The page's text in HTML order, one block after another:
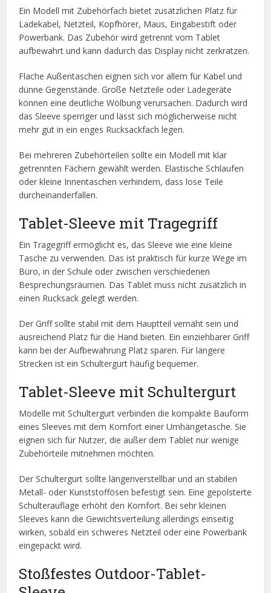
Ein Modell mit Zubehörfach bietet zusätzlichen Platz für
Ladekabel, Netzteil, Kopfhörer, Maus, Eingabestift oder
Powerbank. Das Zubehör wird getrennt vom Tablet
aufbewahrt und kann dadurch das Display nicht zerkratzen.
Flache Außentaschen eignen sich vor allem für Kabel und
dünne Gegenstände. Große Netzteile oder Ladegeräte
können eine deutliche Wölbung verursachen. Dadurch wird
das Sleeve sperriger und lässt sich möglicherweise nicht
mehr gut in ein enges Rucksackfach legen.
Bei mehreren Zubehörteilen sollte ein Modell mit klar
getrennten Fächern gewählt werden. Elastische Schlaufen
oder kleine Innentaschen verhindern, dass lose Teile
durcheinanderfallen.
Tablet-Sleeve mit Tragegriff
Ein Tragegriff ermöglicht es, das Sleeve wie eine kleine
Tasche zu verwenden. Das ist praktisch für kurze Wege im
Büro, in der Schule oder zwischen verschiedenen
Besprechungsräumen. Das Tablet muss nicht zusätzlich in
einen Rucksack gelegt werden.
Der Griff sollte stabil mit dem Hauptteil vernäht sein und
ausreichend Platz für die Hand bieten. Ein einziehbarer Griff
kann bei der Aufbewahrung Platz sparen. Für längere
Strecken ist ein Schultergurt häufig bequemer.
Tablet-Sleeve mit Schultergurt
Modelle mit Schultergurt verbinden die kompakte Bauform
eines Sleeves mit dem Komfort einer Umhängetasche. Sie
eignen sich für Nutzer, die außer dem Tablet nur wenige
Zubehörteile mitnehmen möchten.
Der Schultergurt sollte längenverstellbar und an stabilen
Metall- oder Kunststoffösen befestigt sein. Eine gepolsterte
Schulterauflage erhöht den Komfort. Bei sehr kleinen
Sleeves kann die Gewichtsverteilung allerdings einseitig
wirken, sobald ein schweres Netzteil oder eine Powerbank
eingepackt wird.
Stoßfestes Outdoor-Tablet-